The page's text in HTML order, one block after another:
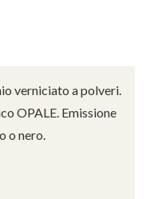
verniciato a polveri.
OPALE. Emissione
o nero.